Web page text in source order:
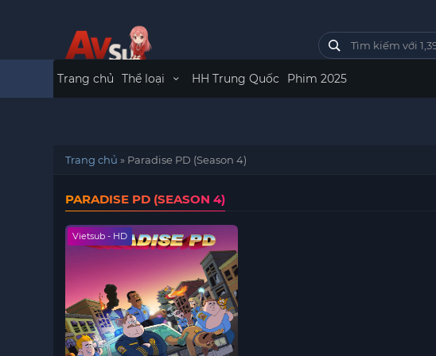
Trang chủ Thể loại HH Trung Quốc Phim 2025
Trang chủ » Paradise PD (Season 4)
PARADISE PD (SEASON 4)
Vietsub - HD